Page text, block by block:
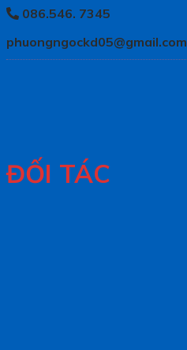
086.546. 7345
phuongngockd05@gmail.com
ĐỐI TÁC